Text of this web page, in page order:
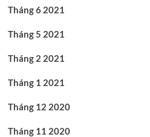
Tháng 6 2021
Tháng 5 2021
Tháng 2 2021
Tháng 1 2021
Tháng 12 2020
Tháng 11 2020